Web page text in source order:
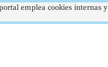
emplea cookies internas